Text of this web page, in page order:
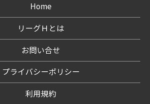
Home
リーグＨとは
お問い合せ
プライバシーポリシー
利用規約